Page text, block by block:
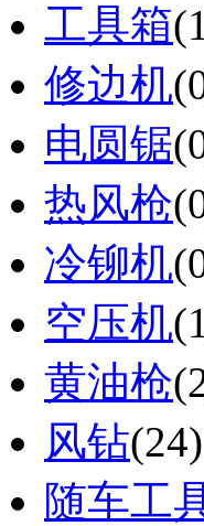
工具箱
修边机
电圆锯
热风枪
冷铆机
空压机
黄油枪
风钻(24)
随车工